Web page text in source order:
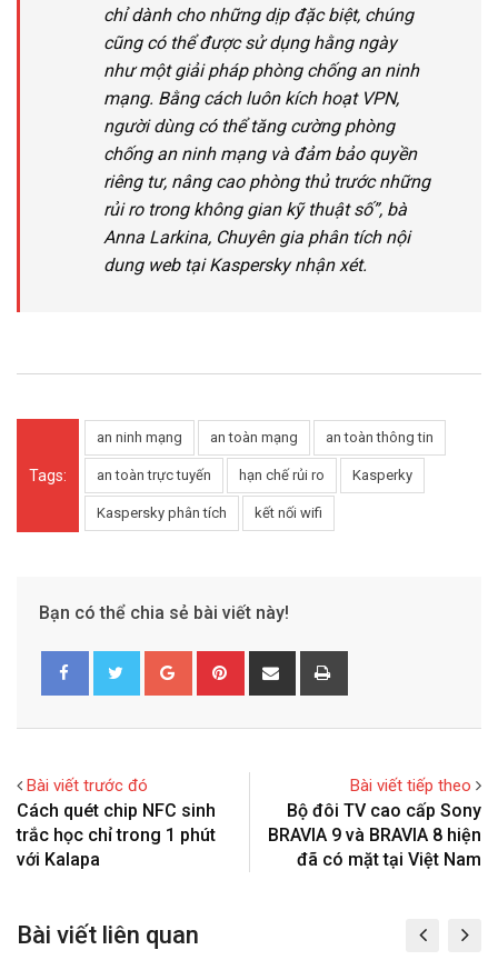
chỉ dành cho những dịp đặc biệt, chúng
cũng có thể được sử dụng hằng ngày
như một giải pháp phòng chống an ninh
mạng. Bằng cách luôn kích hoạt VPN,
người dùng có thể tăng cường phòng
chống an ninh mạng và đảm bảo quyền
riêng tư, nâng cao phòng thủ trước những
rủi ro trong không gian kỹ thuật số”, bà
Anna Larkina, Chuyên gia phân tích nội
dung web tại Kaspersky nhận xét.
Tags:
an ninh mạng an toàn mạng an toàn thông tin
an toàn trực tuyến hạn chế rủi ro Kasperky
Kaspersky phân tích kết nối wifi
Bạn có thể chia sẻ bài viết này!
o
+
i
e
h
i
a
r
Bài viết trước đó
Cách quét chip NFC sinh
trắc học chỉ trong 1 phút
với Kalapa
Bài viết tiếp theo
Bộ đôi TV cao cấp Sony
BRAVIA 9 và BRAVIA 8 hiện
đã có mặt tại Việt Nam
Bài viết liên quan